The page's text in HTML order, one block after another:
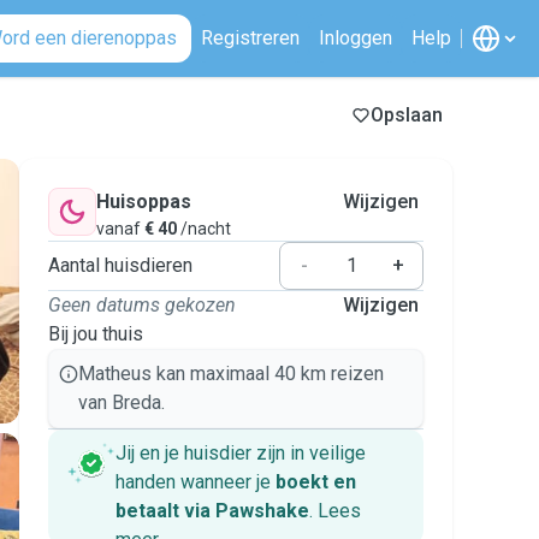
een dierenoppas Registreren Inloggen Help
Opslaan
Huisoppas
vanaf€ 40/nacht
Wijzigen
Aantal huisdieren -
+
Geen datums gekozen
Bij jou thuis
Wijzigen
Matheus kan maximaal 40 km reizen
van Breda.
Jij en je huisdier zijn in veilige
handen wanneer je boekt en
betaalt via Pawshake. Lees